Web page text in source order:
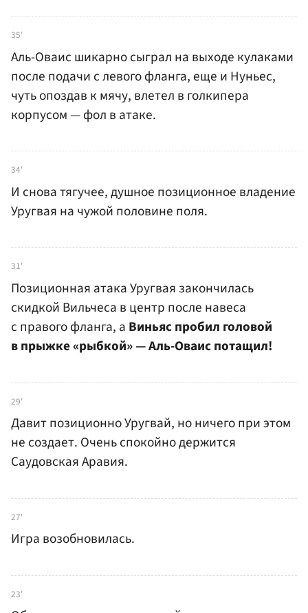
35'
Аль-Оваис шикарно сыграл на выходе кулаками
после подачи с левого фланга, еще и Нуньес,
чуть опоздав к мячу, влетел в голкипера
корпусом — фол в атаке.
34'
И снова тягучее, душное позиционное владение
Уругвая на чужой половине поля.
31'
Позиционная атака Уругвая закончилась
скидкой Вильчеса в центр после навеса
с правого фланга, а Виньяс пробил головой
в прыжке «рыбкой» — Аль-Оваис потащил!
29'
Давит позиционно Уругвай, но ничего при этом
не создает. Очень спокойно держится
Саудовская Аравия.
27'
Игра возобновилась.
23'